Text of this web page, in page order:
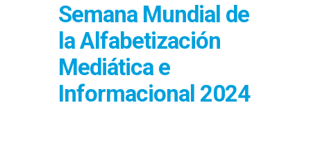
Semana Mundial de
la Alfabetización
Mediática e
Informacional 2024